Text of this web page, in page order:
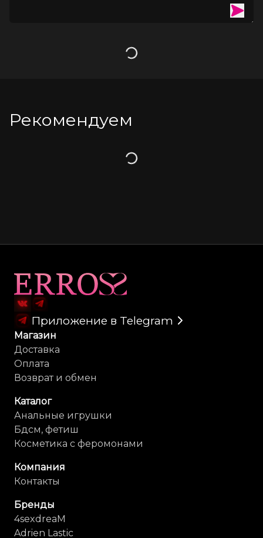
Загрузка
Рекомендуем
Загрузка
Приложение в Telegram
Магазин
Доставка
Оплата
Возврат и обмен
Каталог
Анальные игрушки
Бдсм, фетиш
Косметика с феромонами
Компания
Контакты
Бренды
4sexdreaM
Adrien Lastic
Карта сайта